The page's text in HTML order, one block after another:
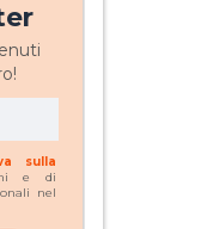
sulla
e di
nel